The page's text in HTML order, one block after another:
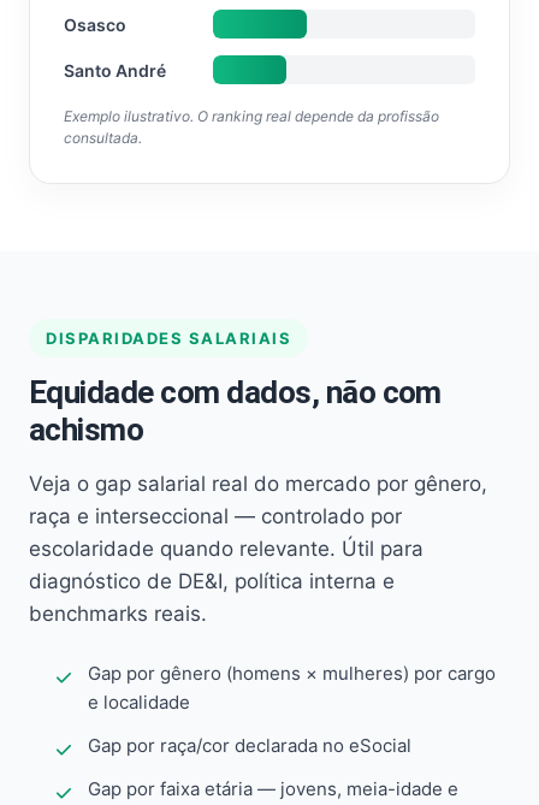
Osasco
Santo André
Exemplo ilustrativo. O ranking real depende da profissão
consultada.
DISPARIDADES SALARIAIS
Equidade com dados, não com
achismo
Veja o gap salarial real do mercado por gênero,
raça e interseccional — controlado por
escolaridade quando relevante. Útil para
diagnóstico de DE&I, política interna e
benchmarks reais.
Gap por gênero (homens × mulheres) por cargo
e localidade
Gap por raça/cor declarada no eSocial
Gap por faixa etária — jovens, meia-idade e